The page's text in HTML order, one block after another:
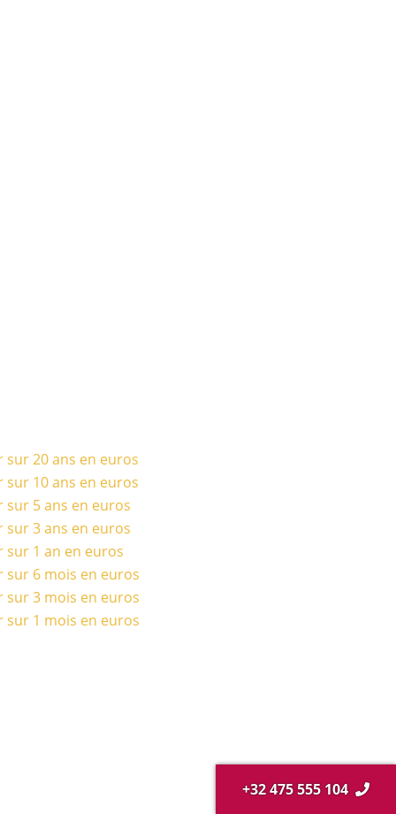
sur 20 ans en euros
sur 10 ans en euros
sur 5 ans en euros
sur 3 ans en euros
sur 1 an en euros
sur 6 mois en euros
sur 3 mois en euros
sur 1 mois en euros
+32 475 555 104